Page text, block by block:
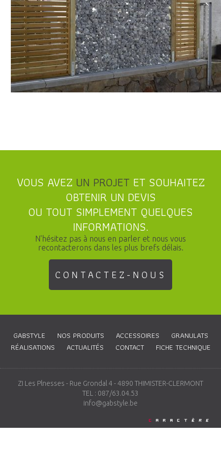
VOUS AVEZ UN PROJET ET SOUHAITEZ
OBTENIR UN DEVIS
OU TOUT SIMPLEMENT QUELQUES
INFORMATIONS.
N'hésitez pas à nous en parler et nous vous
recontacterons dans les plus brefs délais.
CONTACTEZ-NOUS
GABSTYLE NOS PRODUITS ACCESSOIRES
GRANULATS
RÉALISATIONS
ACTUALITÉS CONTACT FICHE TECHNIQUE
ZI Les Plnesses - Rue Grondal 4 - 4890 THIMISTER-CLERMONT
TEL : 087/63.04.53
info@gabstyle.be